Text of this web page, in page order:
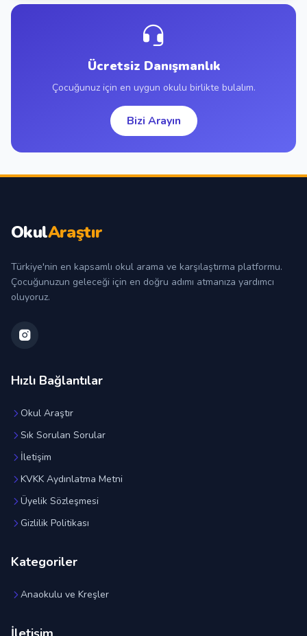
Ücretsiz Danışmanlık
Çocuğunuz için en uygun okulu birlikte bulalım.
Bizi Arayın
OkulAraştır
Türkiye'nin en kapsamlı okul arama ve karşılaştırma platformu.
Çocuğunuzun geleceği için en doğru adımı atmanıza yardımcı
oluyoruz.
Hızlı Bağlantılar
Okul Araştır
Sık Sorulan Sorular
İletişim
KVKK Aydınlatma Metni
Üyelik Sözleşmesi
Gizlilik Politikası
Kategoriler
Anaokulu ve Kreşler